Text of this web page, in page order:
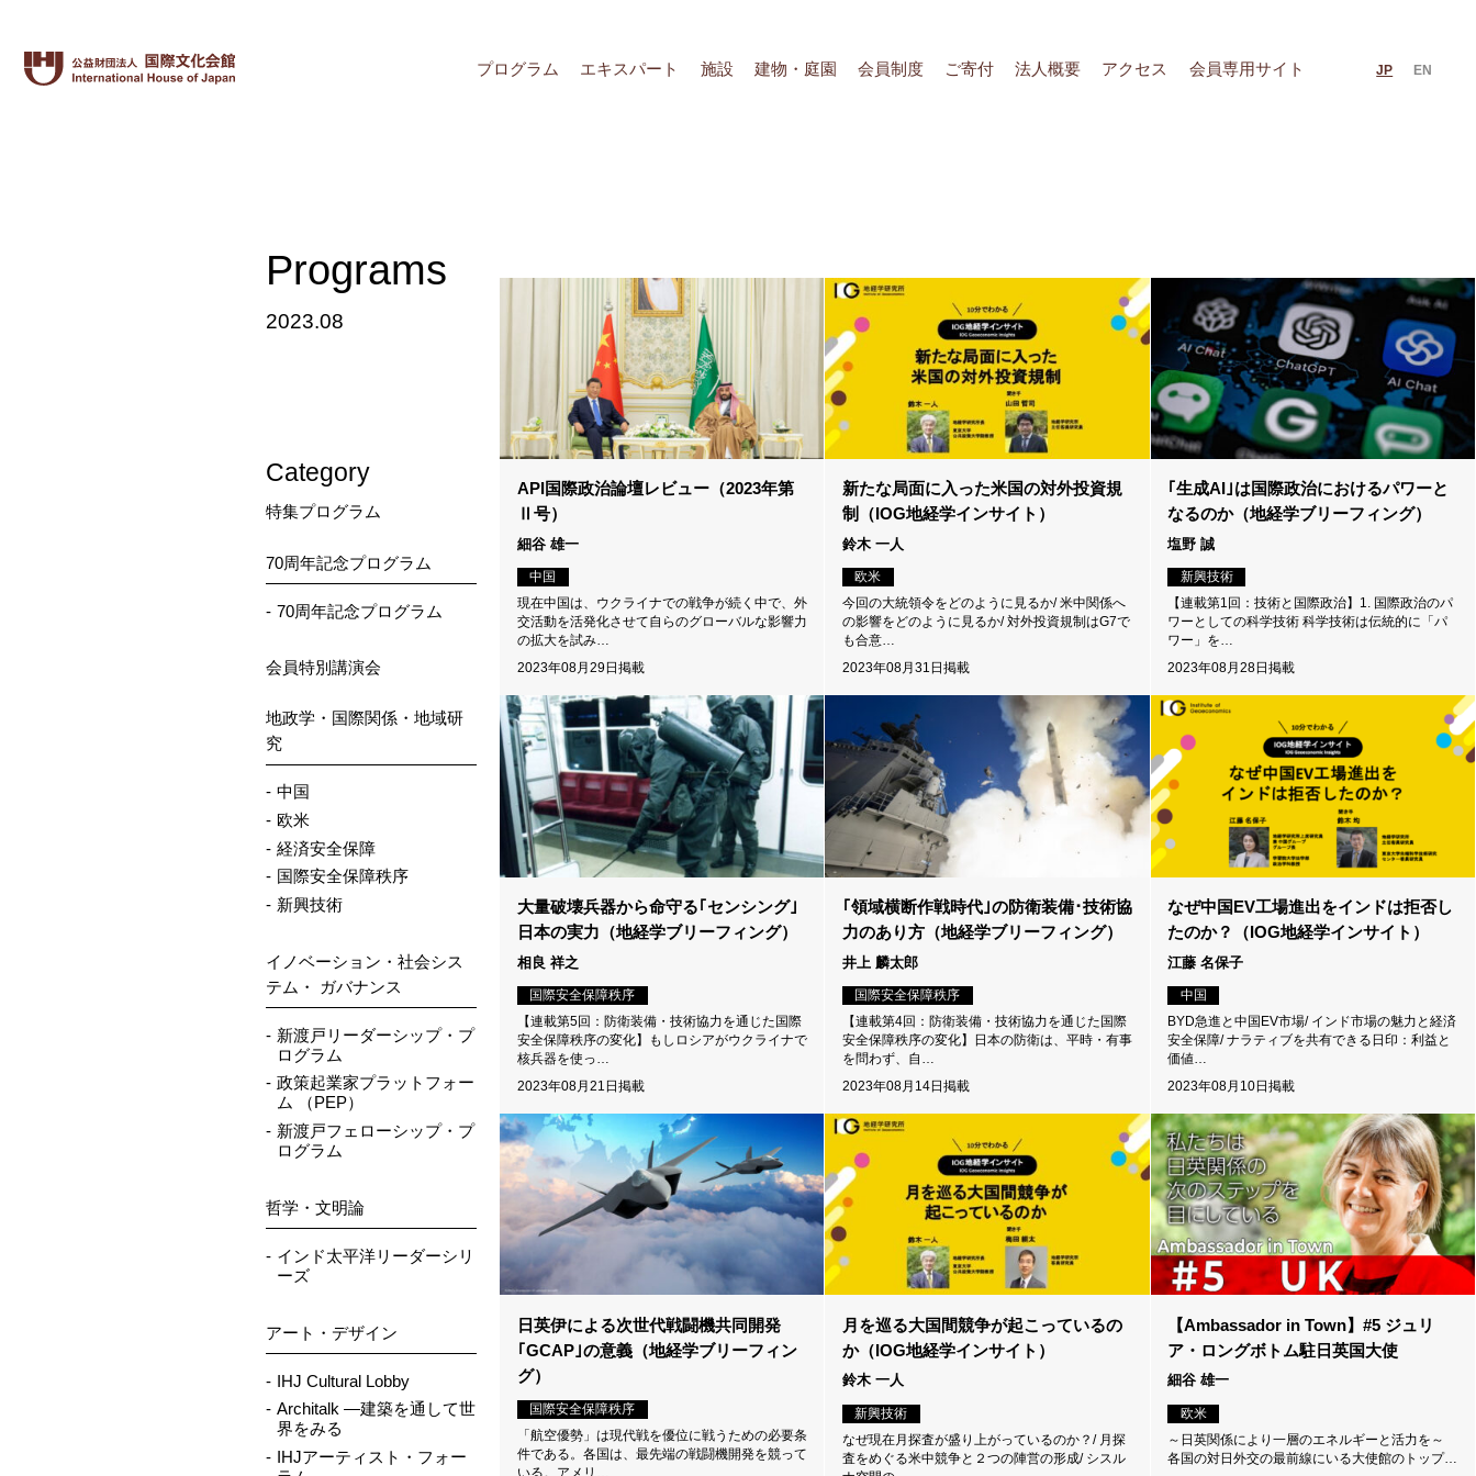
プログラム エキスパート 施設 建物・庭園 会員制度 ご寄付 法人概要 アクセス 会員専用サイト JP EN
Programs
2023.08
API国際政治論壇レビュー（2023年第
Ⅱ号）
細谷 雄一
中国
現在中国は、ウクライナでの戦争が続く中で、外
交活動を活発化させて自らのグローバルな影響力
の拡大を試み…
2023年08月29日掲載
新たな局面に入った米国の対外投資規
制（IOG地経学インサイト）
鈴木 一人
欧米
今回の大統領令をどのように見るか/ 米中関係へ
の影響をどのように見るか/ 対外投資規制はG7で
も合意…
2023年08月31日掲載
｢生成AI｣は国際政治におけるパワーと
なるのか（地経学ブリーフィング）
塩野 誠
新興技術
【連載第1回：技術と国際政治】1. 国際政治のパ
ワーとしての科学技術 科学技術は伝統的に「パ
ワー」を…
2023年08月28日掲載
大量破壊兵器から命守る｢センシング｣
日本の実力（地経学ブリーフィング）
相良 祥之
国際安全保障秩序
【連載第5回：防衛装備・技術協力を通じた国際
安全保障秩序の変化】もしロシアがウクライナで
核兵器を使っ…
2023年08月21日掲載
｢領域横断作戦時代｣の防衛装備･技術協
力のあり方（地経学ブリーフィング）
井上 麟太郎
国際安全保障秩序
【連載第4回：防衛装備・技術協力を通じた国際
安全保障秩序の変化】日本の防衛は、平時・有事
を問わず、自…
2023年08月14日掲載
なぜ中国EV工場進出をインドは拒否し
たのか？（IOG地経学インサイト）
江藤 名保子
中国
BYD急進と中国EV市場/ インド市場の魅力と経済
安全保障/ ナラティブを共有できる日印：利益と
価値…
2023年08月10日掲載
日英伊による次世代戦闘機共同開発
｢GCAP｣の意義（地経学ブリーフィン
グ）
国際安全保障秩序
「航空優勢」は現代戦を優位に戦うための必要条
件である。各国は、最先端の戦闘機開発を競って
いる。アメリ…
月を巡る大国間競争が起こっているの
か（IOG地経学インサイト）
鈴木 一人
新興技術
なぜ現在月探査が盛り上がっているのか？/ 月探
査をめぐる米中競争と２つの陣営の形成/ シスル
【Ambassador in Town】#5 ジュリ
ア・ロングボトム駐日英国大使
細谷 雄一
欧米
～日英関係により一層のエネルギーと活力を～
各国の対日外交の最前線にいる大使館のトップ…
Category
特集プログラム
70周年記念プログラム
70周年記念プログラム
会員特別講演会
地政学・国際関係・地域研
究
中国
欧米
経済安全保障
国際安全保障秩序
新興技術
イノベーション・社会シス
テム・ ガバナンス
新渡戸リーダーシップ・プ
ログラム
政策起業家プラットフォー
ム （PEP）
新渡戸フェローシップ・プ
ログラム
哲学・文明論
インド太平洋リーダーシリ
ーズ
アート・デザイン
IHJ Cultural Lobby
Architalk ―建築を通して世
界をみる
IHJアーティスト・フォー